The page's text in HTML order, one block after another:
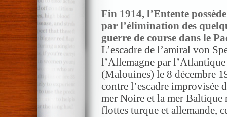
Fin 1914, l’Entente
par l’élimination des
guerre de course dans le
L’escadre de l’amiral von
l’Allemagne par
(Malouines) le 8 décembre
contre l’escadre improvisée
mer Noire et la mer Baltique
flottes turque et allemande,